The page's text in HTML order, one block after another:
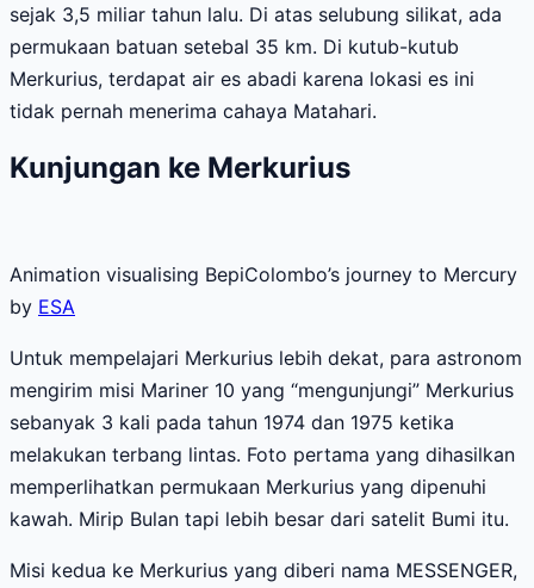
sejak 3,5 miliar tahun lalu. Di atas selubung silikat, ada
permukaan batuan setebal 35 km. Di kutub-kutub
Merkurius, terdapat air es abadi karena lokasi es ini
tidak pernah menerima cahaya Matahari.
Kunjungan ke Merkurius
Animation visualising BepiColombo’s journey to Mercury
by ESA
Untuk mempelajari Merkurius lebih dekat, para astronom
mengirim misi Mariner 10 yang “mengunjungi” Merkurius
sebanyak 3 kali pada tahun 1974 dan 1975 ketika
melakukan terbang lintas. Foto pertama yang dihasilkan
memperlihatkan permukaan Merkurius yang dipenuhi
kawah. Mirip Bulan tapi lebih besar dari satelit Bumi itu.
Misi kedua ke Merkurius yang diberi nama MESSENGER,